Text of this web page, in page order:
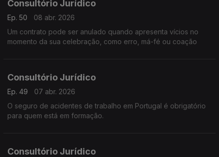
Consultório Jurídico
Ep. 50
08 abr. 2026
Um contrato pode ser anulado quando apresenta vícios no
momento da sua celebração, como erro, má-fé ou coação
Consultório Jurídico
Ep. 49
07 abr. 2026
O seguro de acidentes de trabalho em Portugal é obrigatório
para quem está em formação.
Consultório Jurídico